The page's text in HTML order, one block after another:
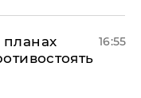
16:55